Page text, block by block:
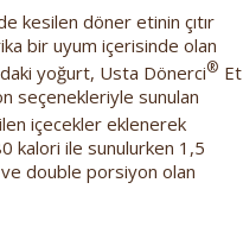
kesilen döner etinin çıtır
bir uyum içerisinde olan
yoğurt, Usta Dönerci® Et
seçenekleriyle sunulan
içecekler eklenerek
kalori ile sunulurken 1,5
double porsiyon olan